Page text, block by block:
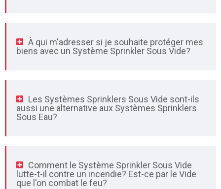
À qui m'adresser si je souhaite protéger mes
biens avec un Système Sprinkler Sous Vide?
Les Systèmes Sprinklers Sous Vide sont-ils
aussi une alternative aux Systèmes Sprinklers
Sous Eau?
Comment le Système Sprinkler Sous Vide
lutte-t-il contre un incendie? Est-ce par le Vide
que l'on combat le feu?